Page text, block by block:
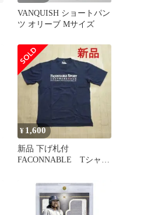
VANQUISH ショートパン
ツ オリーブ Mサイズ
¥ 1,600
新品 下げ札付
FACONNABLE Tシャツ